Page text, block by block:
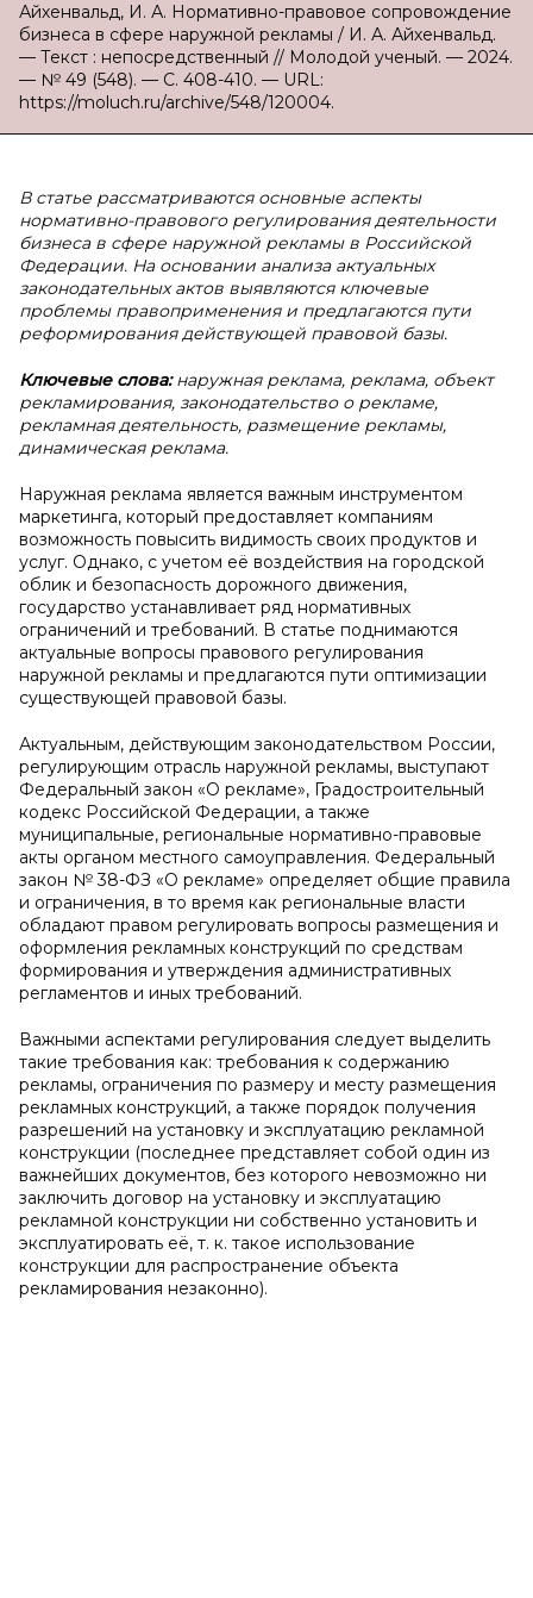
Айхенвальд, И. А. Нормативно-правовое сопровождение
бизнеса в сфере наружной рекламы / И. А. Айхенвальд.
— Текст : непосредственный // Молодой ученый. — 2024.
— № 49 (548). — С. 408-410. — URL:
https://moluch.ru/archive/548/120004.
В статье рассматриваются основные аспекты
нормативно-правового регулирования деятельности
бизнеса в сфере наружной рекламы в Российской
Федерации. На основании анализа актуальных
законодательных актов выявляются ключевые
проблемы правоприменения и предлагаются пути
реформирования действующей правовой базы.
Ключевые слова:наружная реклама, реклама, объект
рекламирования, законодательство о рекламе,
рекламная деятельность, размещение рекламы,
динамическая реклама.
Наружная реклама является важным инструментом
маркетинга, который предоставляет компаниям
возможность повысить видимость своих продуктов и
услуг. Однако, с учетом её воздействия на городской
облик и безопасность дорожного движения,
государство устанавливает ряд нормативных
ограничений и требований. В статье поднимаются
актуальные вопросы правового регулирования
наружной рекламы и предлагаются пути оптимизации
существующей правовой базы.
Актуальным, действующим законодательством России,
регулирующим отрасль наружной рекламы, выступают
Федеральный закон «О рекламе», Градостроительный
кодекс Российской Федерации, а также
муниципальные, региональные нормативно-правовые
акты органом местного самоуправления. Федеральный
закон № 38-ФЗ «О рекламе» определяет общие правила
и ограничения, в то время как региональные власти
обладают правом регулировать вопросы размещения и
оформления рекламных конструкций по средствам
формирования и утверждения административных
регламентов и иных требований.
Важными аспектами регулирования следует выделить
такие требования как: требования к содержанию
рекламы, ограничения по размеру и месту размещения
рекламных конструкций, а также порядок получения
разрешений на установку и эксплуатацию рекламной
конструкции (последнее представляет собой один из
важнейших документов, без которого невозможно ни
заключить договор на установку и эксплуатацию
рекламной конструкции ни собственно установить и
эксплуатировать её, т. к. такое использование
конструкции для распространение объекта
рекламирования незаконно).